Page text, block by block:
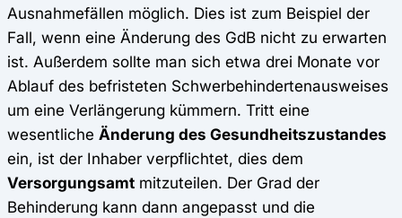
Ausnahmefällen möglich. Dies ist zum Beispiel der
Fall, wenn eine Änderung des GdB nicht zu erwarten
ist. Außerdem sollte man sich etwa drei Monate vor
Ablauf des befristeten Schwerbehindertenausweises
um eine Verlängerung kümmern. Tritt eine
wesentliche Änderung des Gesundheitszustandes
ein, ist der Inhaber verpflichtet, dies dem
Versorgungsamt mitzuteilen. Der Grad der
Behinderung kann dann angepasst und die